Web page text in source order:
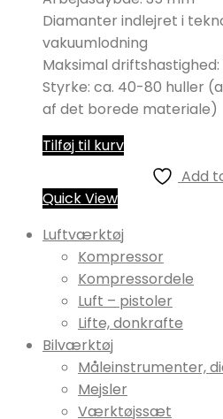
Diamanter indlejret i
vakuumlodning
Maksimal driftshastighed:
Styrke: ca. 40-80 huller
af ​​det borede materiale)
Tilføj til kurv
Add
Quick View
Luftværktøj
Kompressor
Kompressordele
Luft – pistoler
Lifte, donkrafte
Bilværktøj
Måleinstrumenter,
Mejsler
Værktøjssæt